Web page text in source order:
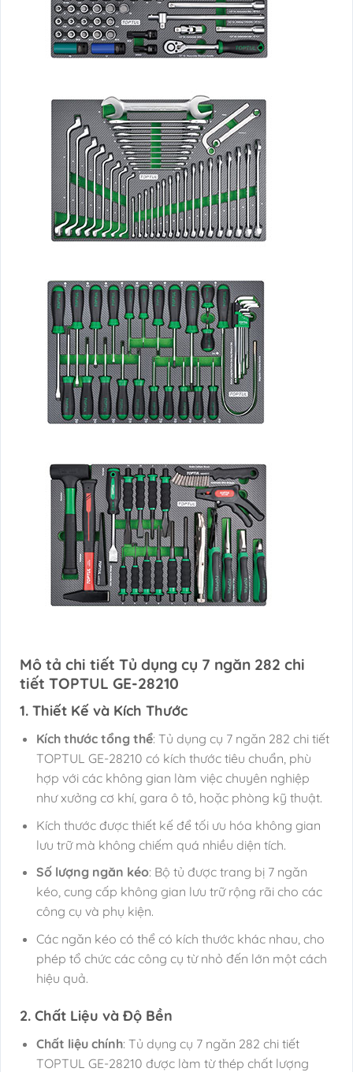
Mô tả chi tiết Tủ dụng cụ 7 ngăn 282 chi
tiết TOPTUL GE-28210
1. Thiết Kế và Kích Thước
Kích thước tổng thể: Tủ dụng cụ 7 ngăn 282 chi tiết
TOPTUL GE-28210 có kích thước tiêu chuẩn, phù
hợp với các không gian làm việc chuyên nghiệp
như xưởng cơ khí, gara ô tô, hoặc phòng kỹ thuật.
Kích thước được thiết kế để tối ưu hóa không gian
lưu trữ mà không chiếm quá nhiều diện tích.
Số lượng ngăn kéo: Bộ tủ được trang bị 7 ngăn
kéo, cung cấp không gian lưu trữ rộng rãi cho các
công cụ và phụ kiện.
Các ngăn kéo có thể có kích thước khác nhau, cho
phép tổ chức các công cụ từ nhỏ đến lớn một cách
hiệu quả.
2. Chất Liệu và Độ Bền
Chất liệu chính: Tủ dụng cụ 7 ngăn 282 chi tiết
TOPTUL GE-28210 được làm từ thép chất lượng